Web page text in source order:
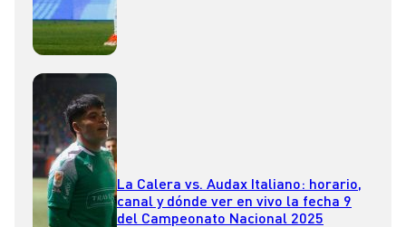
La Calera vs. Audax Italiano: horario,
canal y dónde ver en vivo la fecha 9
del Campeonato Nacional 2025